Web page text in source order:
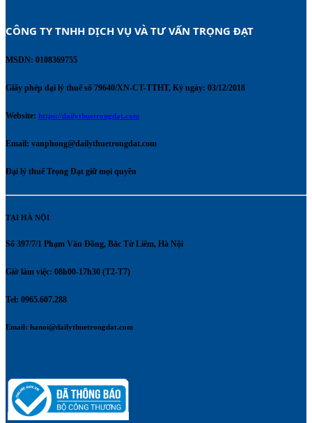
CÔNG TY TNHH DỊCH VỤ VÀ TƯ VẤN TRỌNG ĐẠT
MSDN: 0108369755
Giấy phép đại lý thuế số 79640/XN-CT-TTHT, Ký ngày: 03/12/2018
Website: https://dailythuetrongdat.com
Email: vanphong@dailythuetrongdat.com
Đại lý thuế Trọng Đạt giữ mọi quyền
TẠI HÀ NỘI
Số 397/7/1 Phạm Văn Đồng, Bắc Từ Liêm, Hà Nội
Giờ làm việc: 08h00-17h30 (T2-T7)
Tel: 0965.607.288
Email: hanoi@dailythuetrongdat.com